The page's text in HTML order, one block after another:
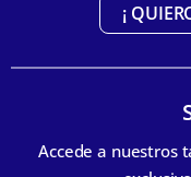
¡
Accede a nuestros